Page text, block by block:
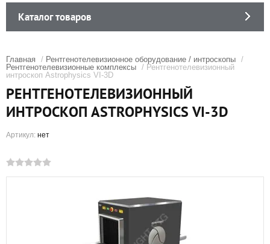
Каталог товаров
Главная / Рентгенотелевизионное оборудование / интроскопы /
Рентгенотелевизионные комплексы / Рентгенотелевизионный
интроскоп Astrophysics VI-3D
РЕНТГЕНОТЕЛЕВИЗИОННЫЙ
ИНТРОСКОП ASTROPHYSICS VI-3D
Артикул: нет